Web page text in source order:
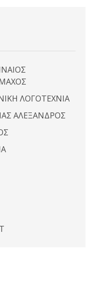
ΛΟΓΟΤΕΧΝΙΑ
ΑΛΕΞΑΝΔΡΟΣ